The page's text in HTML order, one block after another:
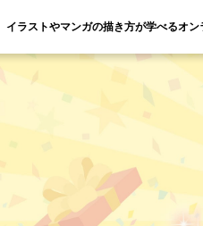
イラストやマンガの描き方が学べるオン